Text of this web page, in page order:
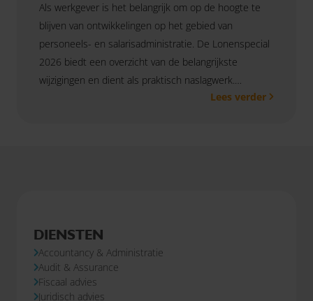
Als werkgever is het belangrijk om op de hoogte te
blijven van ontwikkelingen op het gebied van
personeels- en salarisadministratie. De Lonenspecial
2026 biedt een overzicht van de belangrijkste
wijzigingen en dient als praktisch naslagwerk.
Hiermee ben je altijd up-to-date met de laatste
Lees verder
DIENSTEN
Accountancy & Administratie
Audit & Assurance
Fiscaal advies
Juridisch advies